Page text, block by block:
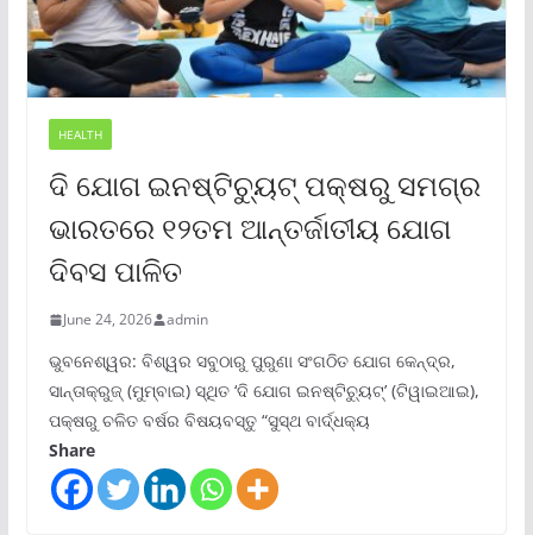
HEALTH
ଦି ଯୋଗ ଇନଷ୍ଟିଚ୍ୟୁଟ୍ ପକ୍ଷରୁ ସମଗ୍ର
ଭାରତରେ ୧୨ତମ ଆନ୍ତର୍ଜାତୀୟ ଯୋଗ
ଦିବସ ପାଳିତ
June 24, 2026 admin
ଭୁବନେଶ୍ୱର: ବିଶ୍ୱର ସବୁଠାରୁ ପୁରୁଣା ସଂଗଠିତ ଯୋଗ କେନ୍ଦ୍ର,
ସାନ୍ତାକ୍ରୁଜ୍ (ମୁମ୍ବାଇ) ସ୍ଥିତ ‘ଦି ଯୋଗ ଇନଷ୍ଟିଚ୍ୟୁଟ୍‌’ (ଟିୱାଇଆଇ),
ପକ୍ଷରୁ ଚଳିତ ବର୍ଷର ବିଷୟବସ୍ତୁ “ସୁସ୍ଥ ବାର୍ଦ୍ଧକ୍ୟ
Share